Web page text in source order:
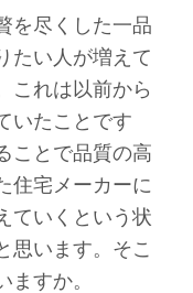
尽くした一品
たい人が増えて
これは以前から
いたことです
ことで品質の高
住宅メーカーに
ていくという状
思います。そこ
すか。